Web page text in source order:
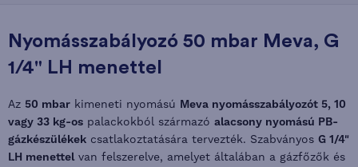
Nyomásszabályozó 50 mbar Meva, G
1/4" LH menettel
Az 50 mbar kimeneti nyomású Meva nyomásszabályozót 5, 10
vagy 33 kg-os palackokból származó alacsony nyomású PB-
gázkészülékek csatlakoztatására tervezték. Szabványos G 1/4"
LH menettelvan felszerelve, amelyet általában a gázfőzők és